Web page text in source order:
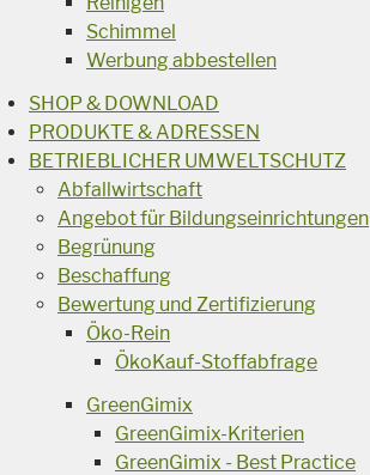
Schimmel
Werbung abbestellen
SHOP & DOWNLOAD
PRODUKTE & ADRESSEN
BETRIEBLICHER UMWELTSCHUTZ
Abfallwirtschaft
Angebot für Bildungseinrichtungen
Begrünung
Beschaffung
Bewertung und Zertifizierung
Öko-Rein
ÖkoKauf-Stoffabfrage
GreenGimix
GreenGimix-Kriterien
GreenGimix - Best Practice